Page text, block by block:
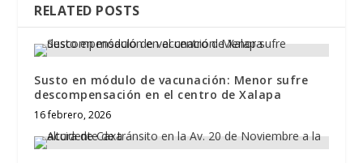
RELATED POSTS
Susto en módulo de vacunación: Menor sufre
descompensación en el centro de Xalapa
16 febrero, 2026